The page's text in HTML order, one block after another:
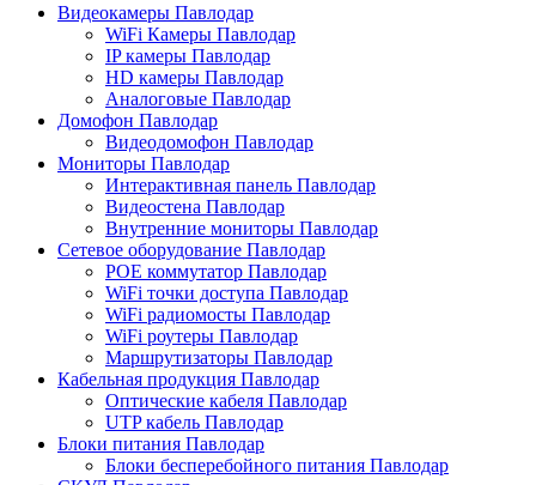
Видеокамеры Павлодар
WiFi Камеры Павлодар
IP камеры Павлодар
HD камеры Павлодар
Аналоговые Павлодар
Домофон Павлодар
Видеодомофон Павлодар
Мониторы Павлодар
Интерактивная панель Павлодар
Видеостена Павлодар
Внутренние мониторы Павлодар
Сетевое оборудование Павлодар
POE коммутатор Павлодар
WiFi точки доступа Павлодар
WiFi радиомосты Павлодар
WiFi роутеры Павлодар
Маршрутизаторы Павлодар
Кабельная продукция Павлодар
Оптические кабеля Павлодар
UTP кабель Павлодар
Блоки питания Павлодар
Блоки бесперебойного питания Павлодар